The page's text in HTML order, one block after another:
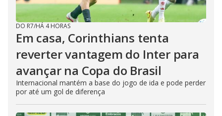
DO R7/HÁ 4 HORAS
Em casa, Corinthians tenta
reverter vantagem do Inter para
avançar na Copa do Brasil
Internacional mantém a base do jogo de ida e pode perder
por até um gol de diferença